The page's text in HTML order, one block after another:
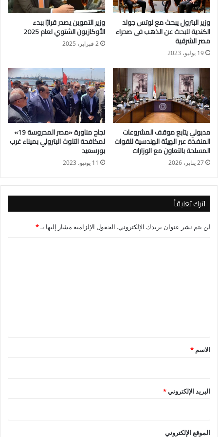
كما تمثل المشاركة امتدادًا للدور المصري الرائد على مستوى
الإقليم، حيث شهد عام 2025 قيام صندوق مكافحة الإدمان بتطوير
الخطة العربية لمكافحة المخدرات بالتعاون مع جامعة الدول العربية،
إلى جانب تقديم الدعم الفني لمجلس التعاون لدول الخليج العربية
الأمم المتحدة المعني بالمخدرات والجريمة، والتي أطلقها رؤساء
دول مجلس التعاون الخليجي.
ويعتبر صندوق مكافحة وعلاج الإدمان والتعاطي مركزًا عربيًا معتمدًا
من جامعة الدول العربية لتعزيز وتنسيق الجهود الرامية إلى مواجهة
مشكلة المخدرات على مستوى الدول العربية، بما يعكس دور مصر
القيادي في هذا المجال على الصعيدين الإقليمي والدولي.
وزير البترول يبحث مع لوتس جولد
الكندية للبحث عن الذهب فى صحراء
مصر الشرقية
19 يوليو، 2023
وزير التموين يصدر قرارًا ببدء
الأوكازيون الشتوي لعام 2025
2 فبراير، 2025
مدبولي يتابع موقف المشروعات
المنفذة عبر الهيئة الهندسية للقوات
المسلحة بالتعاون مع الوزارات
27 يناير، 2026
نجاح مناورة «مصر المحروسة 19»
لمكافحة التلوث البترولي بميناء غرب
بورسعيد
11 يونيو، 2023
اترك تعليقاً
لن يتم نشر عنوان بريدك الإلكتروني. الحقول الإلزامية مشار إليها بـ*
*
الاسم *
البريد الإلكتروني*
الموقع الإلكتروني